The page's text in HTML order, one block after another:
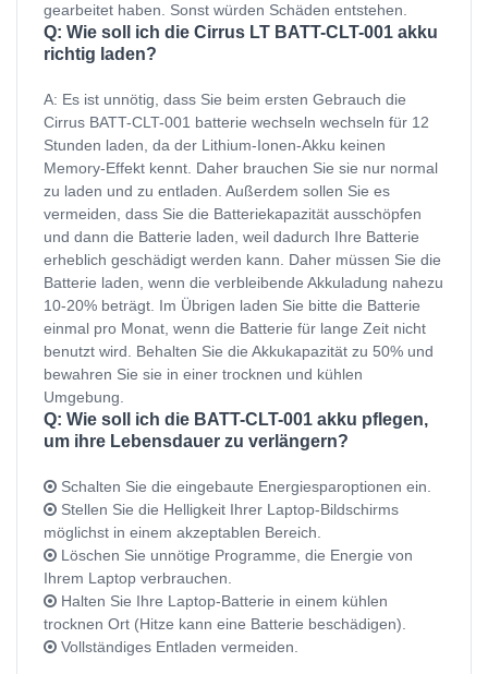
gearbeitet haben. Sonst würden Schäden entstehen.
Q: Wie soll ich die Cirrus LT BATT-CLT-001 akku
richtig laden?
A: Es ist unnötig, dass Sie beim ersten Gebrauch die
Cirrus BATT-CLT-001 batterie wechseln wechseln für 12
Stunden laden, da der Lithium-Ionen-Akku keinen
Memory-Effekt kennt. Daher brauchen Sie sie nur normal
zu laden und zu entladen. Außerdem sollen Sie es
vermeiden, dass Sie die Batteriekapazität ausschöpfen
und dann die Batterie laden, weil dadurch Ihre Batterie
erheblich geschädigt werden kann. Daher müssen Sie die
Batterie laden, wenn die verbleibende Akkuladung nahezu
10-20% beträgt. Im Übrigen laden Sie bitte die Batterie
einmal pro Monat, wenn die Batterie für lange Zeit nicht
benutzt wird. Behalten Sie die Akkukapazität zu 50% und
bewahren Sie sie in einer trocknen und kühlen
Umgebung.
Q: Wie soll ich die BATT-CLT-001 akku pflegen,
um ihre Lebensdauer zu verlängern?
Schalten Sie die eingebaute Energiesparoptionen ein.
Stellen Sie die Helligkeit Ihrer Laptop-Bildschirms
möglichst in einem akzeptablen Bereich.
Löschen Sie unnötige Programme, die Energie von
Ihrem Laptop verbrauchen.
Halten Sie Ihre Laptop-Batterie in einem kühlen
trocknen Ort (Hitze kann eine Batterie beschädigen).
Vollständiges Entladen vermeiden.